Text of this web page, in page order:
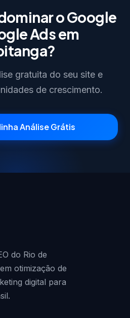
o Google
Ads em
gratuita do seu site e
de crescimento.
Análise Grátis
do Rio de
otimização de
digital para